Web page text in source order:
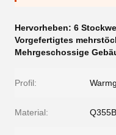
Hervorheben: 6
Vorgefertigtes
Mehrgeschossige
Profil:
Material: